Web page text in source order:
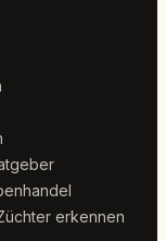
erkennen